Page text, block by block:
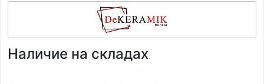
Наличие на складах